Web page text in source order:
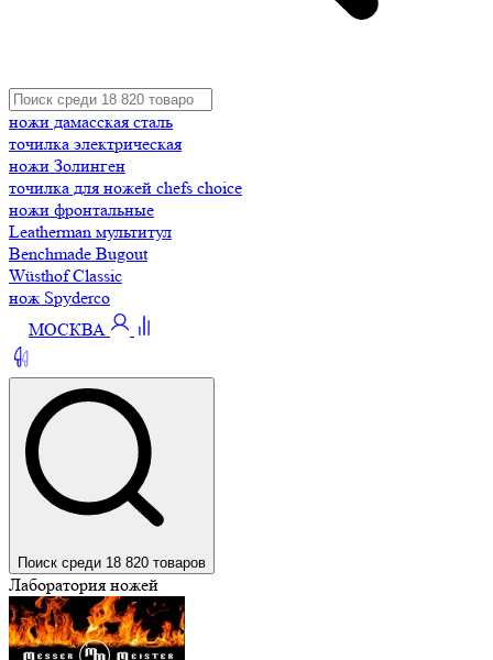
ножи дамасская сталь
точилка электрическая
ножи Золинген
точилка для ножей chefs choice
ножи фронтальные
Leatherman мультитул
Benchmade Bugout
Wüsthof Classic
нож Spyderco
МОСКВА
Поиск среди 18 820 товаров
Лаборатория ножей